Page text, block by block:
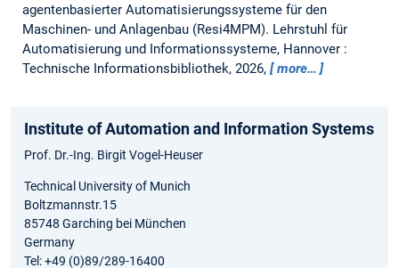
agentenbasierter Automatisierungssysteme für den
Maschinen- und Anlagenbau (Resi4MPM). Lehrstuhl für
Automatisierung und Informationssysteme, Hannover :
Technische Informationsbibliothek, 2026,
more…
Institute of Automation and Information Systems
Prof. Dr.-Ing. Birgit Vogel-Heuser
Technical University of Munich
Boltzmannstr.15
85748 Garching bei München
Germany
Tel: +49 (0)89/289-16400